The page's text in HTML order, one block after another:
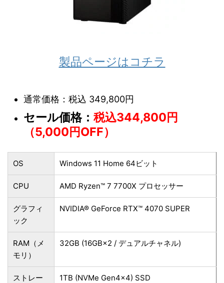
製品ページはコチラ
通常価格：税込 349,800円
セール価格： 税込344,800円
（5,000円OFF）
OS Windows 11 Home 64ビット
CPU AMD Ryzen™ 7 7700X プロセッサー
グラフィ
ック
NVIDIA® GeForce RTX™ 4070 SUPER
RAM（メ
モリ）
32GB (16GB×2 / デュアルチャネル)
ストレー
1TB (NVMe Gen4×4) SSD